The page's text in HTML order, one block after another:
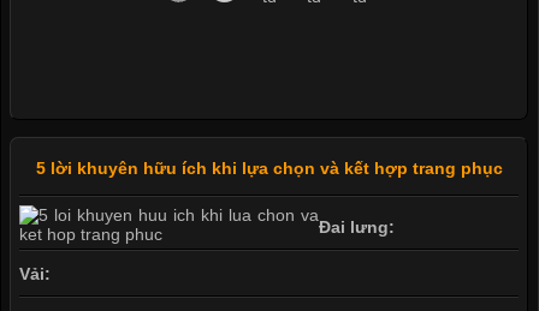
5 lời khuyên hữu ích khi lựa chọn và kết hợp trang phục
Đai lưng:
Vải: